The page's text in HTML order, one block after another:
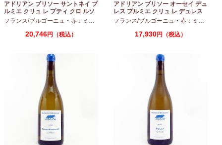
アドリアン ブリソー サントネイ プ
ルミエ クリュ レ プティ クロ ルソ
ー 2024 750ml
フランス/ブルゴーニュ ・ 赤：ミディアムボディ ・ピノノワール
20,746円（税込）
アドリアン ブリソー オーセイ デュ
レス プルミエ クリュ レ デュレス
2024 750ml
フランス/ブルゴーニュ ・ 赤：ミディアムボディ
17,930円（税込）